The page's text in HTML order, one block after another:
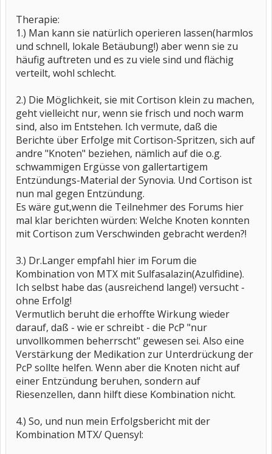
Therapie:
1.) Man kann sie natürlich operieren lassen(harmlos
und schnell, lokale Betäubung!) aber wenn sie zu
häufig auftreten und es zu viele sind und flächig
verteilt, wohl schlecht.
2.) Die Möglichkeit, sie mit Cortison klein zu machen,
geht vielleicht nur, wenn sie frisch und noch warm
sind, also im Entstehen. Ich vermute, daß die
Berichte über Erfolge mit Cortison-Spritzen, sich auf
andre "Knoten" beziehen, nämlich auf die o.g.
schwammigen Ergüsse von gallertartigem
Entzündungs-Material der Synovia. Und Cortison ist
nun mal gegen Entzündung.
Es wäre gut,wenn die Teilnehmer des Forums hier
mal klar berichten würden: Welche Knoten konnten
mit Cortison zum Verschwinden gebracht werden?!
3.) Dr.Langer empfahl hier im Forum die
Kombination von MTX mit Sulfasalazin(Azulfidine).
Ich selbst habe das (ausreichend lange!) versucht -
ohne Erfolg!
Vermutlich beruht die erhoffte Wirkung wieder
darauf, daß - wie er schreibt - die PcP "nur
unvollkommen beherrscht" gewesen sei. Also eine
Verstärkung der Medikation zur Unterdrückung der
PcP sollte helfen. Wenn aber die Knoten nicht auf
einer Entzündung beruhen, sondern auf
Riesenzellen, dann hilft diese Kombination nicht.
4.) So, und nun mein Erfolgsbericht mit der
Kombination MTX/ Quensyl: